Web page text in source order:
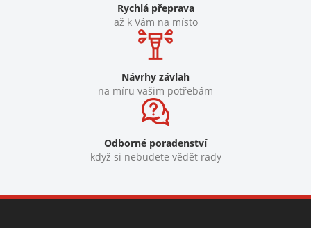
Rychlá přeprava
až k Vám na místo
Návrhy závlah
na míru vašim potřebám
Odborné poradenství
když si nebudete vědět rady